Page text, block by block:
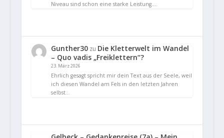
Niveau sind schon eine starke Leistung.…
Gunther30zu Die Kletterwelt im Wandel
– Quo vadis „Freiklettern“?
23. März 2026
Ehrlich gesagt spricht mir dein Text aus der Seele, weil
ich diesen Wandel am Fels in den letzten Jahren
selbst…